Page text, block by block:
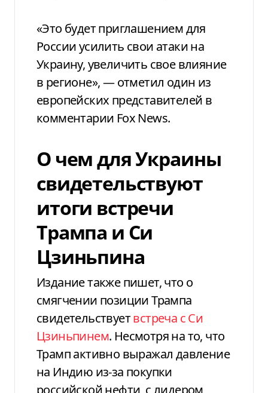
«Это будет приглашением для
России усилить свои атаки на
Украину, увеличить свое влияние
в регионе», — отметил один из
европейских представителей в
комментарии Fox News.
О чем для Украины
свидетельствуют
итоги встречи
Трампа и Си
Цзиньпина
Издание также пишет, что о
смягчении позиции Трампа
свидетельствуетвстреча с Си
Цзиньпинем. Несмотря на то, что
Трамп активно выражал давление
на Индию из-за покупки
российской нефти, с лидером